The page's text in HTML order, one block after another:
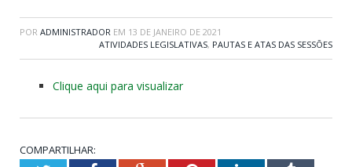
POR ADMINISTRADOR EM 13 DE JANEIRO DE 2021
ATIVIDADES LEGISLATIVAS, PAUTAS E ATAS DAS SESSÕES
Clique aqui para visualizar
COMPARTILHAR: